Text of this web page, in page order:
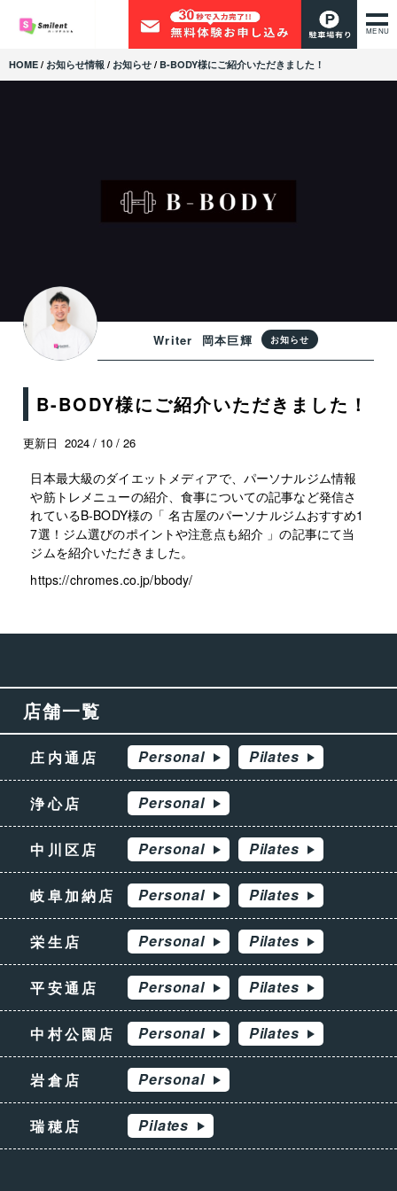
MENU
HOME / お知らせ情報 / お知らせ / B-BODY様にご紹介いただきました！
Writer 岡本巨輝 お知らせ
B-BODY様にご紹介いただきました！
更新日 2024 / 10 / 26
日本最大級のダイエットメディアで、パーソナルジム情報
や筋トレメニューの紹介、食事についての記事など発信さ
れているB-BODY様の「名古屋のパーソナルジムおすすめ1
7選！ジム選びのポイントや注意点も紹介 」の記事にて当
ジムを紹介いただきました。
https://chromes.co.jp/bbody/
店舗一覧
庄内通店 Personal Pilates
浄心店 Personal
中川区店 Personal Pilates
岐阜加納店 Personal Pilates
栄生店 Personal Pilates
平安通店 Personal Pilates
中村公園店 Personal Pilates
岩倉店 Personal
瑞穂店 Pilates